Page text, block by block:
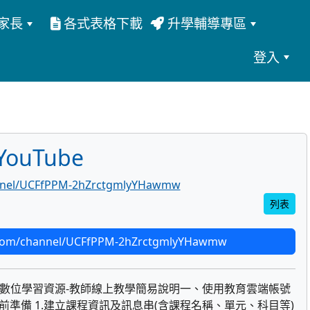
長 各式表格下載
升學輔導專區
登入
UCFfPPM-2hZrctgmlyYHawmw
列表
channel/UCFfPPM-2hZrctgmlyYHawmw
學習資源-教師線上教學簡易說明一、使用教育雲端帳號
備 1.建立課程資訊及訊息串(含課程名稱、單元、科目等)